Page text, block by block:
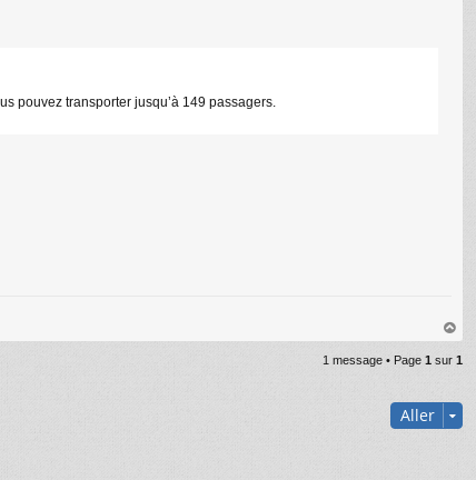
pouvez transporter jusqu’à 149 passagers.
au
t
1 message • Page 1 sur 1
Aller